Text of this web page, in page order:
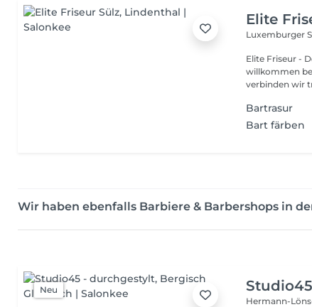
Elite
Luxemburger
Elite Friseur -
willkommen bei Elite
verbinden wir
Bartrasur
Bart färben
Wir haben ebenfalls Barbiere & Barbershops in
Neu
Hermann-